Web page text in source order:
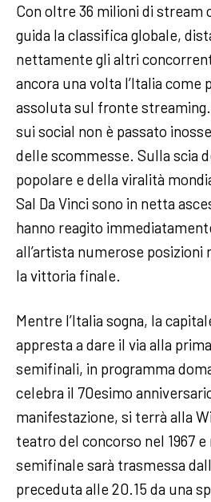
Con oltre 36 milioni di stream
guida la classifica globale,
nettamente gli altri
ancora una volta l’Italia come
assoluta sul fronte
sui social non è passato
delle scommesse. Sulla scia
popolare e della viralità
Sal Da Vinci sono in netta
hanno reagito
all’artista numerose
la vittoria finale.
Mentre l’Italia sogna, la
appresta a dare il via alla
semifinali, in programma
celebra il 70esimo
manifestazione, si terrà alla
teatro del concorso nel 1967
semifinale sarà trasmessa
preceduta alle 20.15 da una